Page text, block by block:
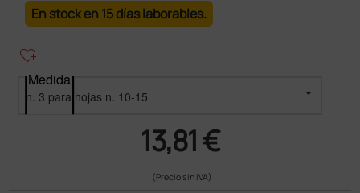
En stock en 15 días laborables.
heart_plus
Medida
13,81 €
(Precio sin IVA)